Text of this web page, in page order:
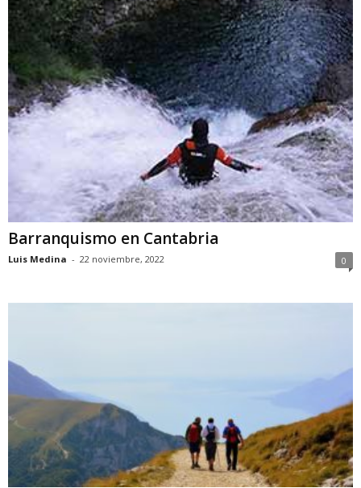
Barranquismo en Cantabria
Luis Medina - 22 noviembre, 2022 0